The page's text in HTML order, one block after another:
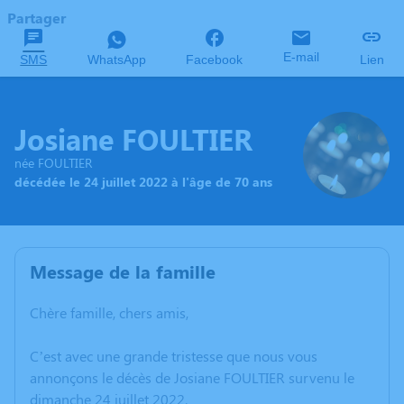
Partager
SMS WhatsApp Facebook E-mail Lien
Josiane FOULTIER
née FOULTIER
décédée le 24 juillet 2022 à l'âge de 70 ans
Message de la famille
Chère famille, chers amis,
C’est avec une grande tristesse que nous vous
annonçons le décès de Josiane FOULTIER survenu le
dimanche 24 juillet 2022.